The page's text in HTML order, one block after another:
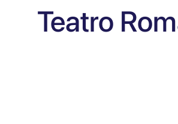
Teatro